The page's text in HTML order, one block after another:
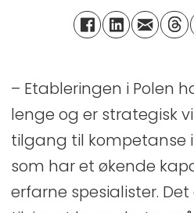
– Etableringen i Polen
lenge og er strategisk
tilgang til kompetanse
som har et økende
erfarne spesialister. Det